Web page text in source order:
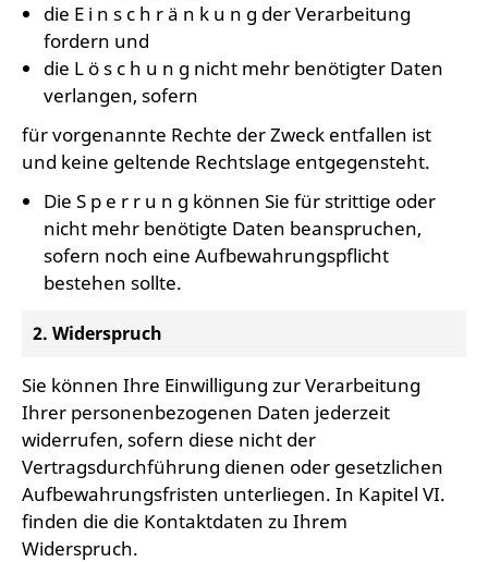
die E i n s c h r ä n k u n g der Verarbeitung
fordern und
die L ö s c h u n g nicht mehr benötigter Daten
verlangen, sofern
für vorgenannte Rechte der Zweck entfallen ist
und keine geltende Rechtslage entgegensteht.
Die S p e r r u n g können Sie für strittige oder
nicht mehr benötigte Daten beanspruchen,
sofern noch eine Aufbewahrungspflicht
bestehen sollte.
2. Widerspruch
Sie können Ihre Einwilligung zur Verarbeitung
Ihrer personenbezogenen Daten jederzeit
widerrufen, sofern diese nicht der
Vertragsdurchführung dienen oder gesetzlichen
Aufbewahrungsfristen unterliegen. In Kapitel VI.
finden die die Kontaktdaten zu Ihrem
Widerspruch.